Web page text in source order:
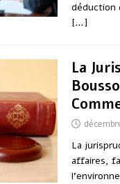
déduction
[…]
La
La
affaires,